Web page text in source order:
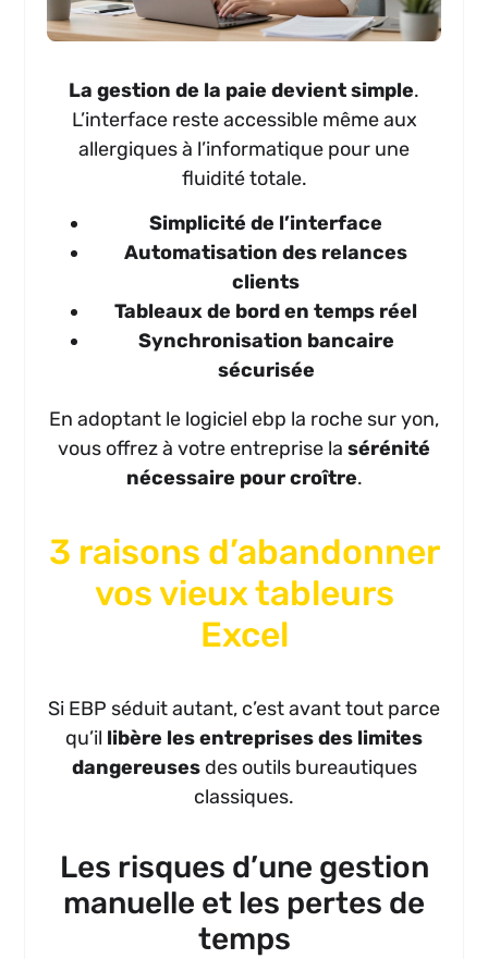
La gestion de la paie devient simple.
L’interface reste accessible même aux
allergiques à l’informatique pour une
fluidité totale.
Simplicité de l’interface
Automatisation des relances
clients
Tableaux de bord en temps réel
Synchronisation bancaire
sécurisée
En adoptant le logiciel ebp la roche sur yon,
vous offrez à votre entreprise la sérénité
nécessaire pour croître.
3 raisons d’abandonner
vos vieux tableurs
Excel
Si EBP séduit autant, c’est avant tout parce
qu’il libère les entreprises des limites
dangereusesdes outils bureautiques
classiques.
Les risques d’une gestion
manuelle et les pertes de
temps